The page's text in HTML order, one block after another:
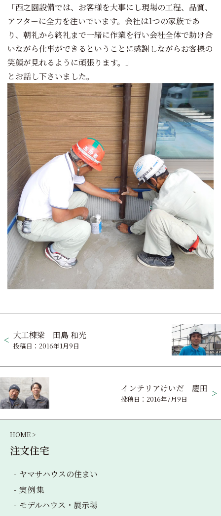
「西之園設備では、お客様を大事にし現場の工程、品質、
アフターに全力を注いでいます。会社は1つの家族であ
り、朝礼から終礼まで一緒に作業を行い会社全体で助け合
いながら仕事ができるということに感謝しながらお客様の
笑顔が見れるように頑張ります。」
とお話し下さいました。
稿
ビ
ゲ
ー
シ
ョ
ン
大工棟梁 田島 和光
投稿日：2016年1月9日
インテリアけいだ 慶田
投稿日：2016年7月9日
HOME >
注文住宅
ヤマサハウスの住まい
実例集
モデルハウス・ 展示場